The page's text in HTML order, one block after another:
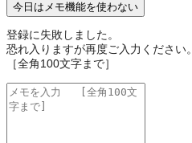
今日はメモ機能を使わない
登録に失敗しました。
恐れ入りますが再度ご入力ください。
［全角100文字まで］